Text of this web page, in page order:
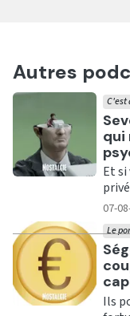
Autres
qui
C'est
Et
07-
Le
Ils